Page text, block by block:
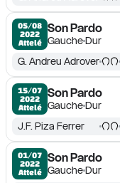
05/08
2022
Attelé
Son Pardo
GaucheDur
G. Andreu Adrover
15/07
2022
Attelé
Son Pardo
GaucheDur
J.F. Piza Ferrer
01/07
2022
Attelé
Son Pardo
GaucheDur